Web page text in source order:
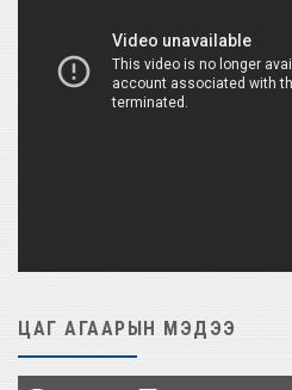
ЦАГ АГААРЫН МЭДЭЭ